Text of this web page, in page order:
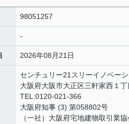
98051257
-
2026年08月21日
センチュリー21スリーイノベー
大阪府大阪市大正区三軒家西１
TEL:0120-021-366
大阪府知事 (3) 第058802号
（一社）大阪府宅地建物取引業